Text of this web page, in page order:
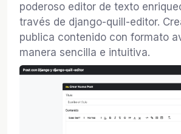
poderoso editor de texto
través de django-quill-editor.
publica contenido con formato
manera sencilla e intuitiva.